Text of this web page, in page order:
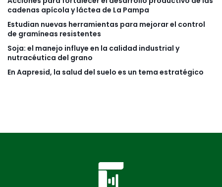
cadenas apícola y láctea de La Pampa
Estudian nuevas herramientas para mejorar el control
de gramíneas resistentes
Soja: el manejo influye en la calidad industrial y
nutracéutica del grano
En Aapresid, la salud del suelo es un tema estratégico